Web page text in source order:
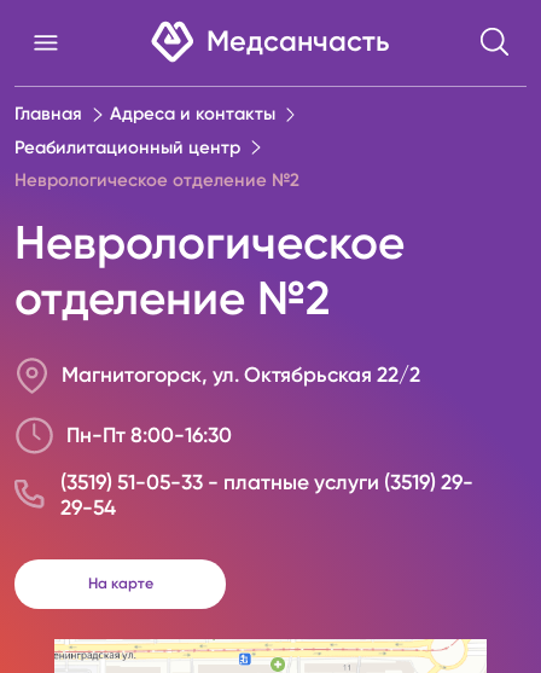
Медсанчасть
Главная
Адреса и контакты
Реабилитационный центр
Неврологическое отделение №2
Неврологическое
отделение №2
Магнитогорск, ул. Октябрьская 22/2
Пн-Пт 8:00-16:30
(3519) 51-05-33 - платные услуги (3519) 29-
29-54
На карте